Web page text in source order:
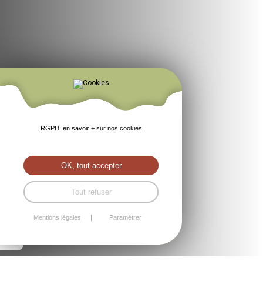
RGPD, en savoir + sur nos cookies
OK, tout accepter
Tout refuser
Mentions légales Paramétrer